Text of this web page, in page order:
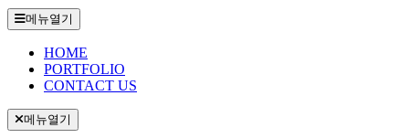
메뉴열기
HOME
PORTFOLIO
CONTACT US
메뉴열기